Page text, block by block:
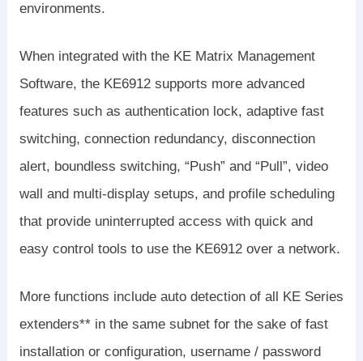
environments.
When integrated with the KE Matrix Management
Software, the KE6912 supports more advanced
features such as authentication lock, adaptive fast
switching, connection redundancy, disconnection
alert, boundless switching, “Push” and “Pull”, video
wall and multi-display setups, and profile scheduling
that provide uninterrupted access with quick and
easy control tools to use the KE6912 over a network.
More functions include auto detection of all KE Series
extenders** in the same subnet for the sake of fast
installation or configuration, username / password